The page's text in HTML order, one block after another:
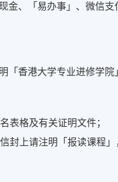
金、「易办事」、微信支
「香港大学专业进修学
表格及有关证明文件；
封上请注明「报读课程